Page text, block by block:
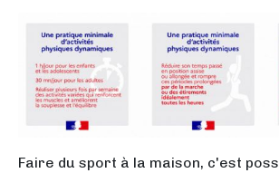
Faire du sport à la maison, c'est